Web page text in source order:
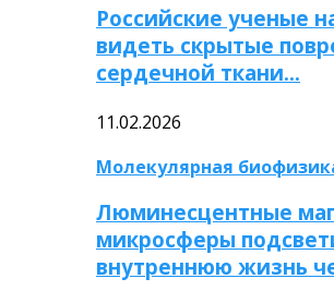
Российские ученые
видеть скрытые
сердечной ткани…
11.02.2026
Молекулярная
Люминесцентные
микросферы
внутреннюю жизнь